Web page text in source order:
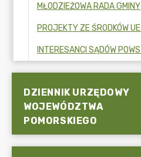
MŁODZIEŻOWA RADA GMINY
DZIENNIK URZĘDOWY
WOJEWÓDZTWA
POMORSKIEGO